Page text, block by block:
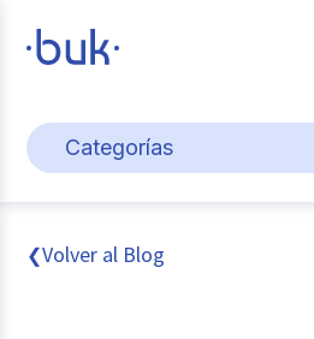
Perú
Categorías
Gestión de personas
Cultura y bienestar laboral
❮Volver al Blog